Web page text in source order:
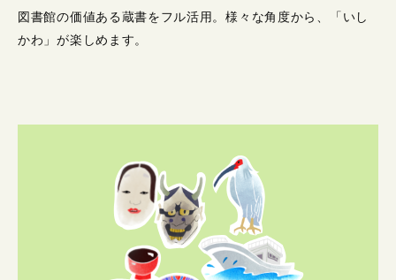
図書館の価値ある蔵書をフル活用。様々な角度から、「いし
かわ」が楽しめます。